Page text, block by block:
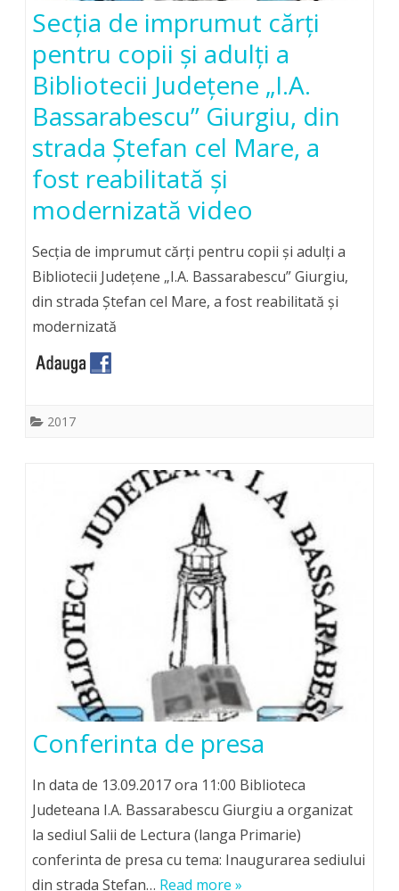
Secţia de imprumut cărţi
pentru copii şi adulţi a
Bibliotecii Judeţene „I.A.
Bassarabescu” Giurgiu, din
strada Ştefan cel Mare, a
fost reabilitată şi
modernizată video
Secţia de imprumut cărţi pentru copii şi adulţi a
Bibliotecii Judeţene „I.A. Bassarabescu” Giurgiu,
din strada Ştefan cel Mare, a fost reabilitată şi
modernizată
2017
Conferinta de presa
In data de 13.09.2017 ora 11:00 Biblioteca
Judeteana I.A. Bassarabescu Giurgiu a organizat
la sediul Salii de Lectura (langa Primarie)
conferinta de presa cu tema: Inaugurarea sediului
din strada Stefan… Read more »